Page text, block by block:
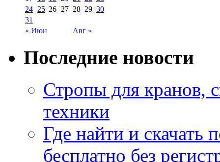
« Июн Авг »
24 25 26 27 28 29 30
31
Последние новости
Стропы для кранов,
техники
Где найти и
бесплатно без